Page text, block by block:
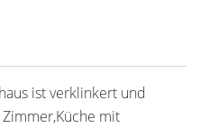
ist verklinkert und
mit